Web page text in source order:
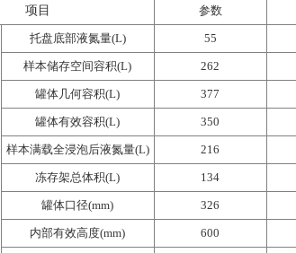
项目 参数
托盘底部液氮量(L) 55
样本储存空间容积(L) 262
罐体几何容积(L) 377
罐体有效容积(L) 350
样本满载全浸泡后液氮量(L) 216
冻存架总体积(L) 134
罐体口径(mm) 326
内部有效高度(mm) 600